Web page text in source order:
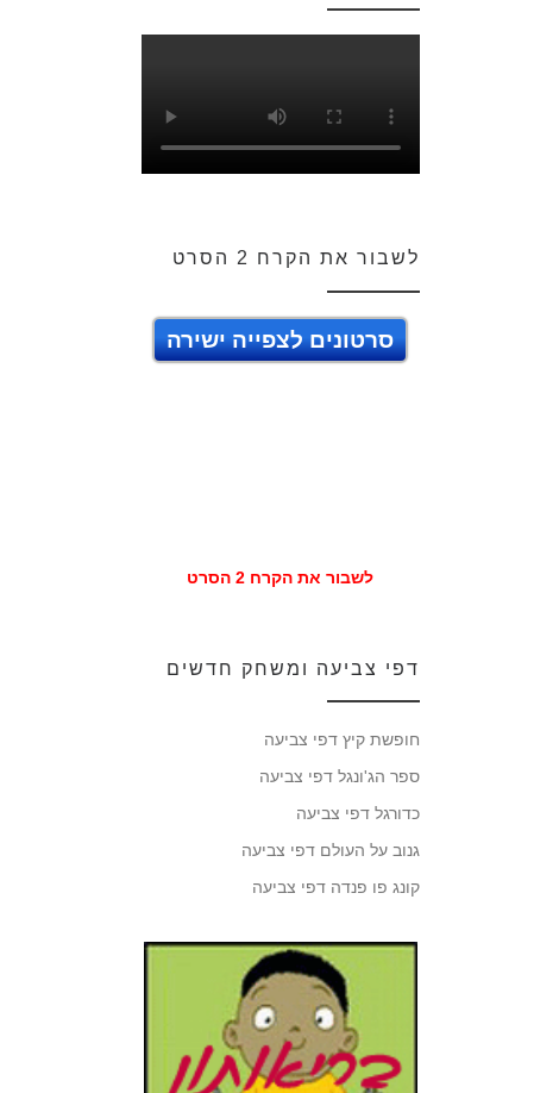
לשבור את הקרח 2 הסרט
סרטונים לצפייה ישירה
לשבור את הקרח 2 הסרט
דפי צביעה ומשחק חדשים
חופשת קיץ דפי צביעה
ספר הג'ונגל דפי צביעה
כדורגל דפי צביעה
גנוב על העולם דפי צביעה
קונג פו פנדה דפי צביעה